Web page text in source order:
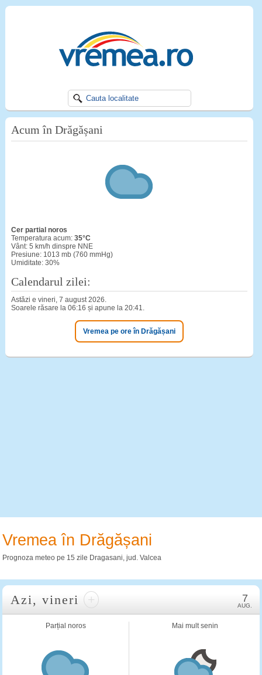
Acum în Drăgășani
cer partial noros
Temperatura acum: 35°C
Vânt: 5 km/h dinspre NNE
Presiune: 1013 mb (760 mmHg)
Umiditate: 30%
Calendarul zilei:
Astăzi e vineri, 7 august 2026.
Soarele răsare la 06:16 și apune la 20:41.
Vremea pe ore în Drăgășani
Vremea în Drăgășani
Prognoza meteo pe 15 zile Dragasani, jud. Valcea
Azi, vineri + 7
AUG.
Parțial noros Mai mult senin